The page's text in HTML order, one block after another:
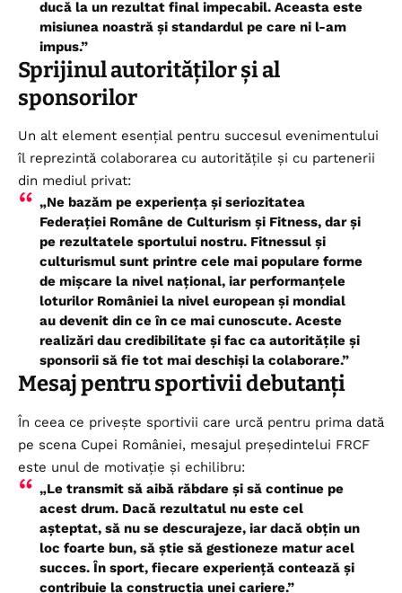
ducă la un rezultat final impecabil. Aceasta este
misiunea noastră și standardul pe care ni l-am
impus.”
Sprijinul autorităților și al
sponsorilor
Un alt element esențial pentru succesul evenimentului
îl reprezintă colaborarea cu autoritățile și cu partenerii
din mediul privat:
„Ne bazăm pe experiența și seriozitatea
Federației Române de Culturism și Fitness, dar și
pe rezultatele sportului nostru. Fitnessul și
culturismul sunt printre cele mai populare forme
de mișcare la nivel național, iar performanțele
loturilor României la nivel european și mondial
au devenit din ce în ce mai cunoscute. Aceste
realizări dau credibilitate și fac ca autoritățile și
sponsorii să fie tot mai deschiși la colaborare.”
Mesaj pentru sportivii debutanți
În ceea ce privește sportivii care urcă pentru prima dată
pe scena Cupei României, mesajul președintelui FRCF
este unul de motivație și echilibru:
„Le transmit să aibă răbdare și să continue pe
acest drum. Dacă rezultatul nu este cel
așteptat, să nu se descurajeze, iar dacă obțin un
loc foarte bun, să știe să gestioneze matur acel
succes. În sport, fiecare experiență contează și
contribuie la construcția unei cariere.”